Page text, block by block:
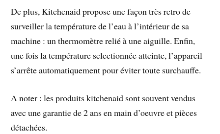
De plus, Kitchenaid propose une façon très retro de
surveiller la température de l’eau à l’intérieur de sa
machine : un thermomètre relié à une aiguille. Enfin,
une fois la température selectionnée atteinte, l’appareil
s’arrête automatiquement pour éviter toute surchauffe.
A noter : les produits kitchenaid sont souvent vendus
avec une garantie de 2 ans en main d’oeuvre et pièces
détachées.